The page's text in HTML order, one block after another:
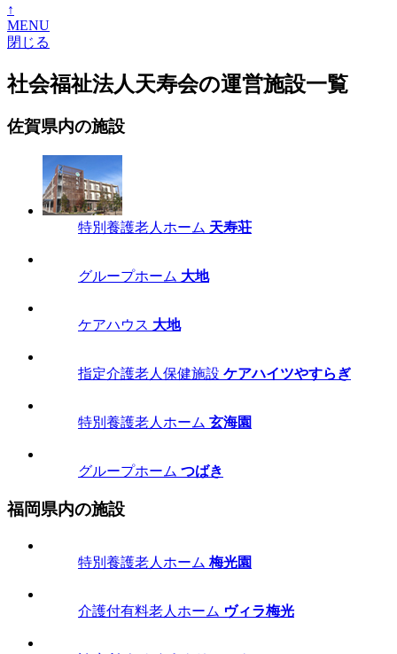
↑
MENU
閉じる
社会福祉法人天寿会の運営施設一覧
佐賀県内の施設
特別養護老人ホーム 天寿荘
グループホーム 大地
ケアハウス 大地
指定介護老人保健施設 ケアハイツやすらぎ
特別養護老人ホーム 玄海園
グループホーム つばき
福岡県内の施設
特別養護老人ホーム 梅光園
介護付有料老人ホーム ヴィラ梅光